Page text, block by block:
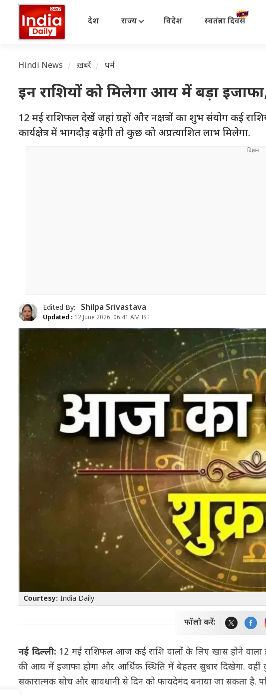
देश राज्य विदेश स्वतंत्रता दिवस
Hindi News ख़बरें धर्म
इन राशियों को मिलेगा आय में बड़ा
12 मई राशिफल देखें जहां ग्रहों और नक्षत्रों का शुभ संयोग कई
कार्यक्षेत्र में भागदौड़ बढ़ेगी तो कुछ को अप्रत्याशित लाभ मिलेगा.
Edited By: Shilpa Srivastava
Updated : 12 June 2026, 06:41 AM IST
Courtesy: India Daily
फॉलो करें:
नई दिल्ली: 12 मई राशिफल आज कई राशि वालों के लिए खास होने वाला
की आय में इजाफा होगा और आर्थिक स्थिति में बेहतर सुधार दिखेगा. वहीं
सकारात्मक सोच और सावधानी से दिन को फायदेमंद बनाया जा सकता है.